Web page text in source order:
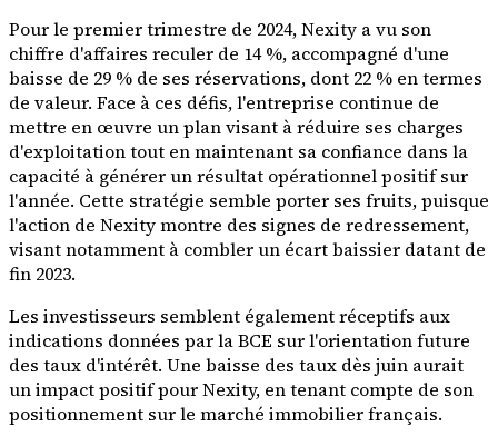
Pour le premier trimestre de 2024, Nexity a vu son
chiffre d'affaires reculer de 14 %, accompagné d'une
baisse de 29 % de ses réservations, dont 22 % en termes
de valeur. Face à ces défis, l'entreprise continue de
mettre en œuvre un plan visant à réduire ses charges
d'exploitation tout en maintenant sa confiance dans la
capacité à générer un résultat opérationnel positif sur
l'année. Cette stratégie semble porter ses fruits, puisque
l'action de Nexity montre des signes de redressement,
visant notamment à combler un écart baissier datant de
fin 2023.
Les investisseurs semblent également réceptifs aux
indications données par la BCE sur l'orientation future
des taux d'intérêt. Une baisse des taux dès juin aurait
un impact positif pour Nexity, en tenant compte de son
positionnement sur le marché immobilier français.